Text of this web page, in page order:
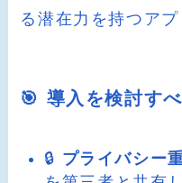
る潜在力を持つアプ
🎯 導入を検討す
🔒 プライバシー